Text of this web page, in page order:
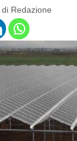
di Redazione